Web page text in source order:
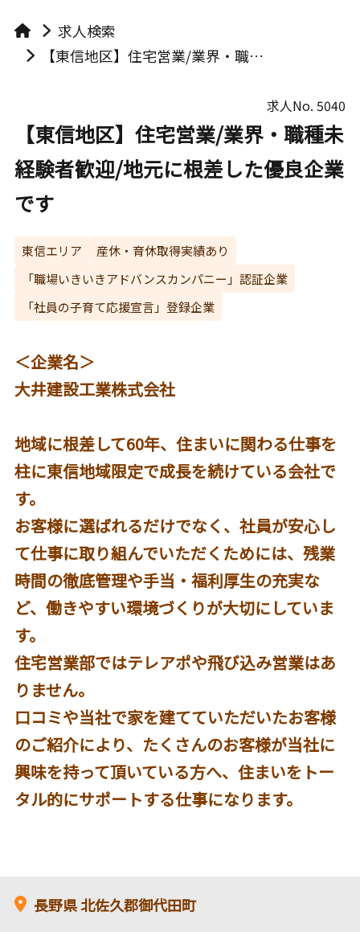
求人検索
【東信地区】住宅営業/業界・職種未経験者歓迎/地元に根差した優良企業です
求人No.5040
【東信地区】住宅営業/業界・職種未
経験者歓迎/地元に根差した優良企業
です
東信エリア
産休・育休取得実績あり
「職場いきいきアドバンスカンパニー」認証企業
「社員の子育て応援宣言」登録企業
＜企業名＞
大井建設工業株式会社
地域に根差して60年、住まいに関わる仕事を
柱に東信地域限定で成長を続けている会社で
す。
お客様に選ばれるだけでなく、社員が安心し
て仕事に取り組んでいただくためには、残業
時間の徹底管理や手当・福利厚生の充実な
ど、働きやすい環境づくりが大切にしていま
す。
住宅営業部ではテレアポや飛び込み営業はあ
りません。
口コミや当社で家を建てていただいたお客様
のご紹介により、たくさんのお客様が当社に
興味を持って頂いている方へ、住まいをトー
タル的にサポートする仕事になります。
長野県北佐久郡御代田町